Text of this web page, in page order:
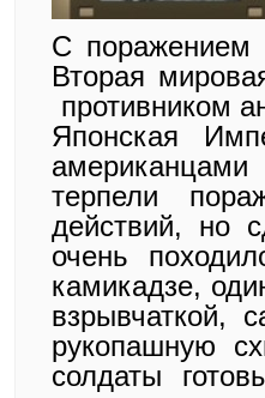
С поражением
Вторая
противником
Японская
терпели
действий, но
очень
камикадзе,
взрывчаткой,
рукопашную
солдаты